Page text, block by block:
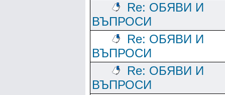
Re: ОБЯВИ И
ВЪПРОСИ
Re: ОБЯВИ И
ВЪПРОСИ
Re: ОБЯВИ И
ВЪПРОСИ